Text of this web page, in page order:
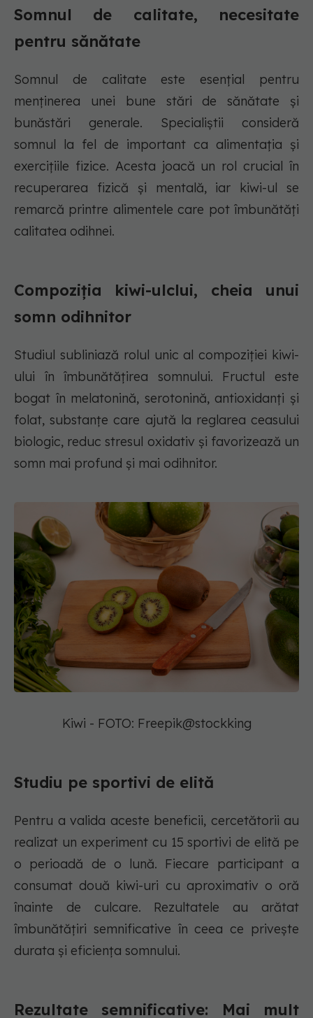
Somnul de calitate, necesitate
pentru sănătate
Somnul de calitate este esențial pentru
menținerea unei bune stări de sănătate și
bunăstări generale. Specialiștii consideră
somnul la fel de important ca alimentația și
exercițiile fizice. Acesta joacă un rol crucial în
recuperarea fizică și mentală, iar kiwi-ul se
remarcă printre alimentele care pot îmbunătăți
calitatea odihnei.
Compoziția kiwi-ulclui, cheia unui
somn odihnitor
Studiul subliniază rolul unic al compoziției kiwi-
ului în îmbunătățirea somnului. Fructul este
bogat în melatonină, serotonină, antioxidanți și
folat, substanțe care ajută la reglarea ceasului
biologic, reduc stresul oxidativ și favorizează un
somn mai profund și mai odihnitor.
Kiwi - FOTO: Freepik@stockking
Studiu pe sportivi de elită
Pentru a valida aceste beneficii, cercetătorii au
realizat un experiment cu 15 sportivi de elită pe
o perioadă de o lună. Fiecare participant a
consumat două kiwi-uri cu aproximativ o oră
înainte de culcare. Rezultatele au arătat
îmbunătățiri semnificative în ceea ce privește
durata și eficiența somnului.
Rezultate semnificative: Mai mult